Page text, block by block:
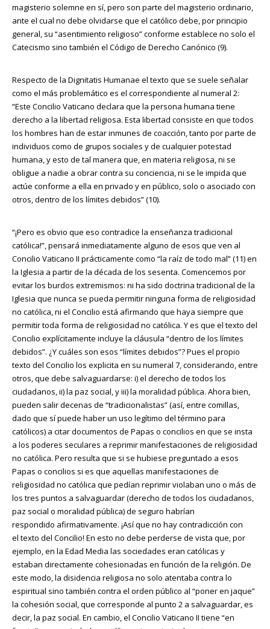
magisterio solemne en sí, pero son parte del magisterio ordinario,
ante el cual no debe olvidarse que el católico debe, por principio
general, su “asentimiento religioso” conforme establece no solo el
Catecismo sino también el Código de Derecho Canónico (9).
Respecto de la Dignitatis Humanae el texto que se suele señalar
como el más problemático es el correspondiente al numeral 2:
“Este Concilio Vaticano declara que la persona humana tiene
derecho a la libertad religiosa. Esta libertad consiste en que todos
los hombres han de estar inmunes de coacción, tanto por parte de
individuos como de grupos sociales y de cualquier potestad
humana, y esto de tal manera que, en materia religiosa, ni se
obligue a nadie a obrar contra su conciencia, ni se le impida que
actúe conforme a ella en privado y en público, solo o asociado con
otros, dentro de los límites debidos” (10).
“¡Pero es obvio que eso contradice la enseñanza tradicional
católica!”, pensará inmediatamente alguno de esos que ven al
Concilio Vaticano II prácticamente como “la raíz de todo mal” (11) en
la Iglesia a partir de la década de los sesenta. Comencemos por
evitar los burdos extremismos: ni ha sido doctrina tradicional de la
Iglesia que nunca se pueda permitir ninguna forma de religiosidad
no católica, ni el Concilio está afirmando que haya siempre que
permitir toda forma de religiosidad no católica. Y es que el texto del
Concilio explícitamente incluye la cláusula “dentro de los límites
debidos”. ¿Y cuáles son esos “límites debidos”? Pues el propio
texto del Concilio los explicita en su numeral 7, considerando, entre
otros, que debe salvaguardarse: i) el derecho de todos los
ciudadanos, ii) la paz social, y iii) la moralidad pública. Ahora bien,
pueden salir decenas de “tradicionalistas” (así, entre comillas,
dado que sí puede haber un uso legítimo del término para
católicos) a citar documentos de Papas o concilios en que se insta
a los poderes seculares a reprimir manifestaciones de religiosidad
no católica. Pero resulta que si se hubiese preguntado a esos
Papas o concilios si es que aquellas manifestaciones de
religiosidad no católica que pedían reprimir violaban uno o más de
los tres puntos a salvaguardar (derecho de todos los ciudadanos,
paz social o moralidad pública) de seguro habrían
respondido afirmativamente. ¡Así que no hay contradicción con
el texto del Concilio! En esto no debe perderse de vista que, por
ejemplo, en la Edad Media las sociedades eran católicas y
estaban directamente cohesionadas en función de la religión. De
este modo, la disidencia religiosa no solo atentaba contra lo
espiritual sino también contra el orden público al “poner en jaque”
la cohesión social, que corresponde al punto 2 a salvaguardar, es
decir, la paz social. En cambio, el Concilio Vaticano II tiene “en